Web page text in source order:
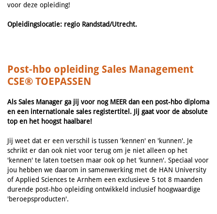
voor deze opleiding!
Opleidingslocatie: regio Randstad/Utrecht.
Post-hbo opleiding Sales Management
CSE® TOEPASSEN
Als Sales Manager ga jij voor nog MEER dan een post-hbo diploma
en een internationale sales registertitel. Jij gaat voor de absolute
top en het hoogst haalbare!
Jij weet dat er een verschil is tussen 'kennen' en 'kunnen'. Je
schrikt er dan ook niet voor terug om je niet alleen op het
'kennen' te laten toetsen maar ook op het 'kunnen'. Speciaal voor
jou hebben we daarom in samenwerking met de HAN University
of Applied Sciences te Arnhem een exclusieve 5 tot 8 maanden
durende post-hbo opleiding ontwikkeld inclusief hoogwaardige
'beroepsproducten'.